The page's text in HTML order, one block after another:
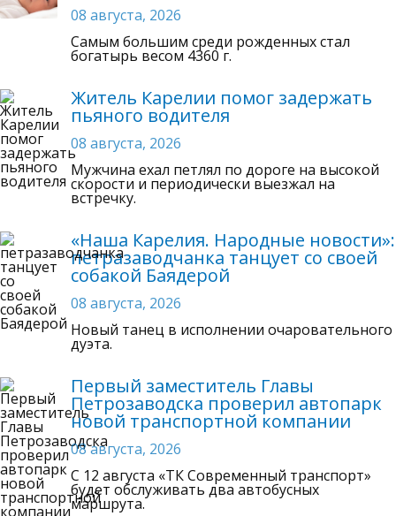
08 августа, 2026
Самым большим среди рожденных стал
богатырь весом 4360 г.
Житель Карелии помог задержать
пьяного водителя
08 августа, 2026
Мужчина ехал петлял по дороге на высокой
скорости и периодически выезжал на
встречку.
«Наша Карелия. Народные новости»:
петразаводчанка танцует со своей
собакой Баядерой
08 августа, 2026
Новый танец в исполнении очаровательного
дуэта.
Первый заместитель Главы
Петрозаводска проверил автопарк
новой транспортной компании
08 августа, 2026
C 12 августа «ТК Современный транспорт»
будет обслуживать два автобусных
маршрута.